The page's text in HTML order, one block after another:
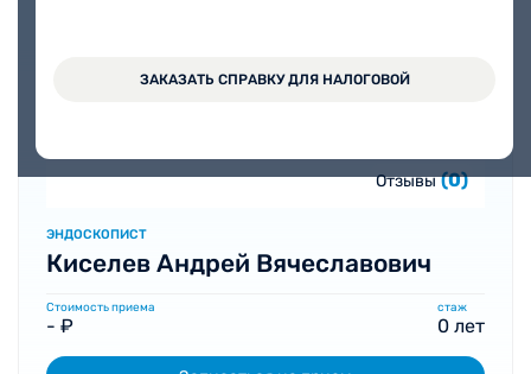
ЗАКАЗАТЬ СПРАВКУ ДЛЯ НАЛОГОВОЙ
Отзывы (0)
ЭНДОСКОПИСТ
Киселев Андрей Вячеславович
Стоимость приема
- ₽
стаж
0 лет